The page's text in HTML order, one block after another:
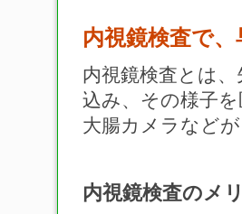
内視鏡検査で
内視鏡検査とは
込み、その様子
大腸カメラなど
内視鏡検査のメ